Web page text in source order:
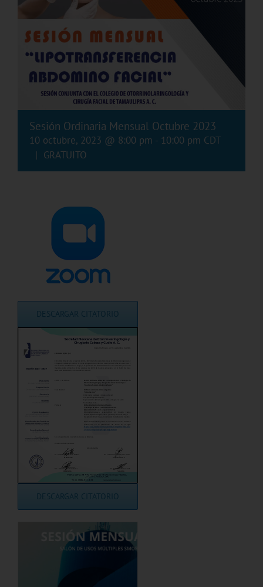
Sesión Ordinaria Mensual Octubre 2023
10 octubre, 2023 @ 8:00 pm - 10:00 pm CDT
| GRATUITO
DESCARGAR CITATORIO
DESCARGAR CITATORIO